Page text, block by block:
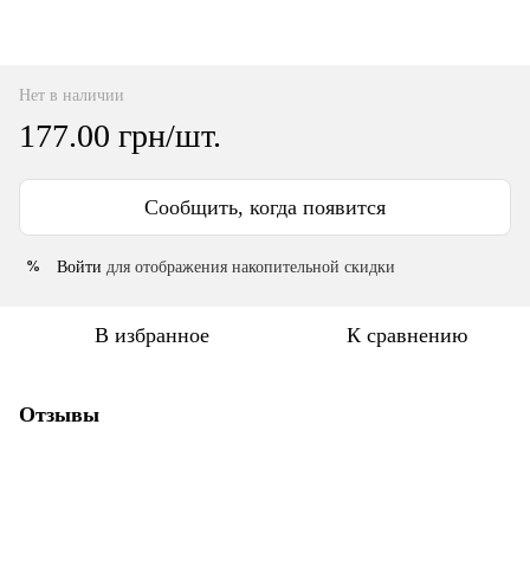
Нет в наличии
177.00 грн/шт.
Сообщить, когда появится
% Войти для отображения накопительной скидки
В избранное К сравнению
Отзывы